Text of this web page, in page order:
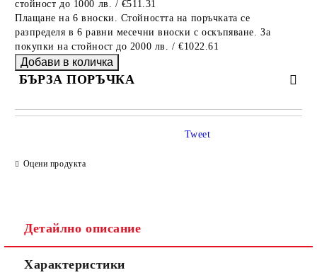
стойност до 1000 лв. / €511.31
Плащане на 6 вноски. Стойността на поръчката се
разпределя в 6 равни месечни вноски с оскъпяване. За
покупки на стойност до 2000 лв. / €1022.61
БЪРЗА ПОРЪЧКА
САМО ПОПЪЛНЕТЕ 4 ПОЛЕТА
Съгласен съм сПолитиката за лични данни
Ние ще се свържем с вас в рамките на работния ден.
Оцени продукта
Tweet
Детайлно описание
Характеристики